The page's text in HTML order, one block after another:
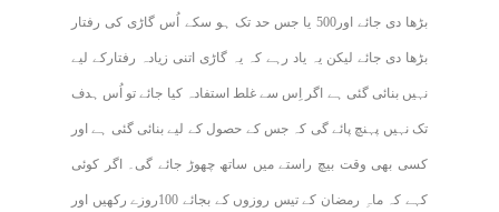
بڑھا دی جائے اور500 یا جس حد تک ہو سکے اُس گاڑی کی رفتار
بڑھا دی جائے لیکن یہ یاد رہے کہ یہ گاڑی اتنی زیادہ رفتارکے لیے
نہیں بنائی گئی ہے اگر اِس سے غلط استفادہ کیا جائے تو اُس ہدف
تک نہیں پہنچ پائے گی کہ جس کے حصول کے لیے بنائی گئی ہے اور
کسی بھی وقت بیچ راستے میں ساتھ چھوڑ جائے گی۔ اگر کوئی
کہے کہ ماہِ رمضان کے تیس روزوں کے بجائے 100روزے رکھیں اور